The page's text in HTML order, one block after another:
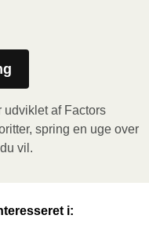
i yderligere 1
forsigtig med den
og prik et par
folien. Vær
af Factors
spring en uge over
vil.
i: